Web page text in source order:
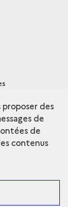
des
de
de
contenus